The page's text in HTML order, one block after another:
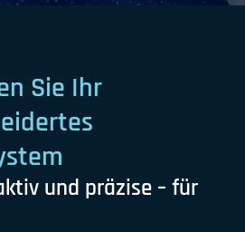
Sie Ihr
und präzise – für